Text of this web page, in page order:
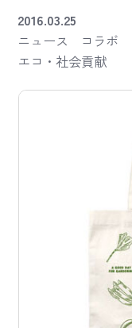
2016.03.25
ニュース
コラボ
エコ・社会貢献